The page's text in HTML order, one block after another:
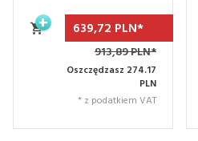
639,72 PLN*
913,89 PLN*
Oszczędzasz 274.17
PLN
* z podatkiem VAT